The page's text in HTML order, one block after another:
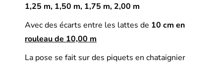
1,25 m, 1,50 m, 1,75 m, 2,00 m
Avec des écarts entre les lattes de 10 cm en
rouleau de 10,00 m
La pose se fait sur des piquets en chataignier